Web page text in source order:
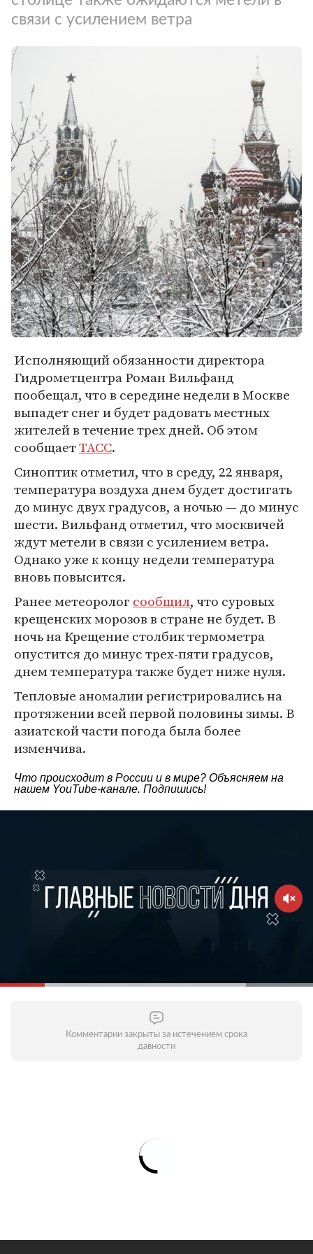
связи с усилением ветра
Исполняющий обязанности директора
Гидрометцентра Роман Вильфанд
пообещал, что в середине недели в Москве
выпадет снег и будет радовать местных
жителей в течение трех дней. Об этом
сообщаетТАСС.
Синоптик отметил, что в среду, 22 января,
температура воздуха днем будет достигать
до минус двух градусов, а ночью — до минус
шести. Вильфанд отметил, что москвичей
ждут метели в связи с усилением ветра.
Однако уже к концу недели температура
вновь повысится.
Ранее метеоролог сообщил, что суровых
крещенских морозов в стране не будет. В
ночь на Крещение столбик термометра
опустится до минус трех-пяти градусов,
днем температура также будет ниже нуля.
Тепловые аномалии регистрировались на
протяжении всей первой половины зимы. В
азиатской части погода была более
изменчива.
Что происходит в России и в мире? Объясняем на
нашем YouTube-канале. Подпишись!
Комментарии закрыты за истечением срока
давности